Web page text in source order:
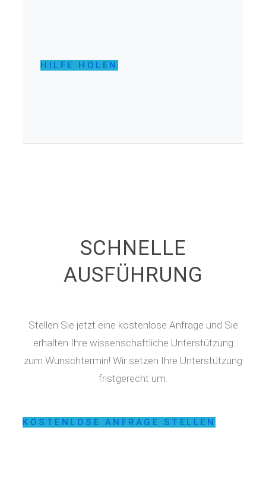
HILFE HOLEN
SCHNELLE
AUSFÜHRUNG
Stellen Sie jetzt eine kostenlose Anfrage und Sie
erhalten Ihre wissenschaftliche Unterstützung
zum Wunschtermin! Wir setzen Ihre Unterstützung
fristgerecht um.
KOSTENLOSE ANFRAGE STELLEN